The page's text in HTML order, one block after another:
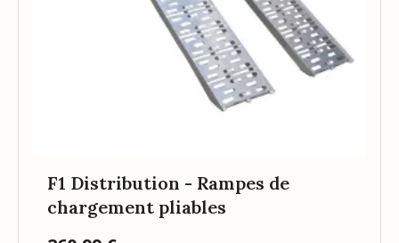
F1 Distribution - Rampes de
chargement pliables